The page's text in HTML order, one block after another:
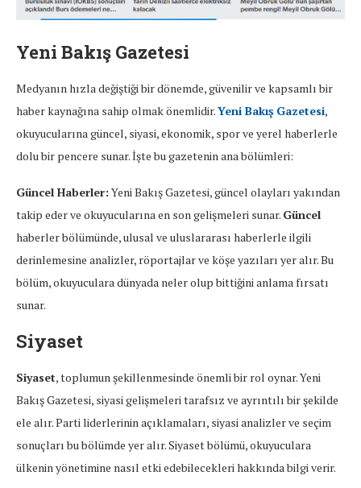
Yeni Bakış Gazetesi
Medyanın hızla değiştiği bir dönemde, güvenilir ve kapsamlı bir
haber kaynağına sahip olmak önemlidir.Yeni Bakış Gazetesi,
okuyucularına güncel, siyasi, ekonomik, spor ve yerel haberlerle
dolu bir pencere sunar. İşte bu gazetenin ana bölümleri:
Güncel Haberler: Yeni Bakış Gazetesi, güncel olayları yakından
takip eder ve okuyucularına en son gelişmeleri sunar. Güncel
haberler bölümünde, ulusal ve uluslararası haberlerle ilgili
derinlemesine analizler, röportajlar ve köşe yazıları yer alır. Bu
bölüm, okuyuculara dünyada neler olup bittiğini anlama fırsatı
sunar.
Siyaset
Siyaset, toplumun şekillenmesinde önemli bir rol oynar. Yeni
Bakış Gazetesi, siyasi gelişmeleri tarafsız ve ayrıntılı bir şekilde
ele alır. Parti liderlerinin açıklamaları, siyasi analizler ve seçim
sonuçları bu bölümde yer alır. Siyaset bölümü, okuyuculara
ülkenin yönetimine nasıl etki edebilecekleri hakkında bilgi verir.